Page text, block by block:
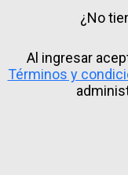
¿No
Al ingresar
Términos y